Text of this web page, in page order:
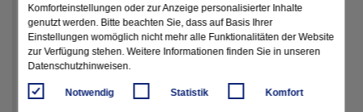
Komforteinstellungen oder zur Anzeige personalisierter Inhalte
genutzt werden. Bitte beachten Sie, dass auf Basis Ihrer
Einstellungen womöglich nicht mehr alle Funktionalitäten der Website
zur Verfügung stehen. Weitere Informationen finden Sie in unseren
Datenschutzhinweisen.
Notwendig Statistik Komfort
Durch konsequente Weiterentwicklung und
Standardisierung der Produkte entstand die
neue "S-Line". Hauptaugenmerk liegt hier in
einer minimalen Durchlaufzeit in der
Konstruktion, Arbeitsvorbereitung und